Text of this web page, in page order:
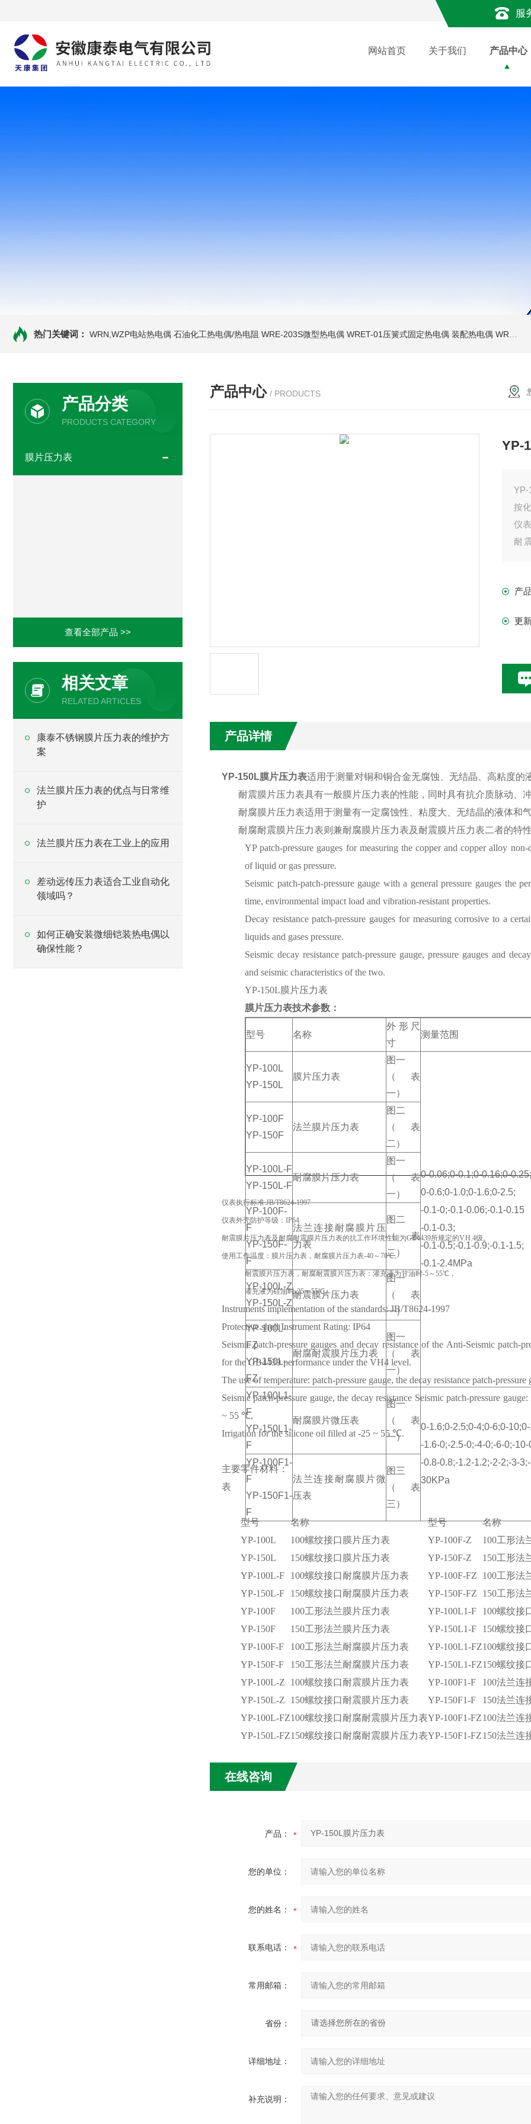
服
网站首页 关于我们 产品中心
热门关键词： WRN,WZP电站热电偶 石油化工热电偶/热电阻 WRE-203S微型热电偶 WRET-01压簧式固定热电偶 装配热电偶 WRP高温贵金属铂铑热电偶
产品分类
PRODUCTS CATEGORY
膜片压力表
查看全部产品 >>
相关文章
RELATED ARTICLES
康泰不锈钢膜片压力表的维护方
案
法兰膜片压力表的优点与日常维
护
法兰膜片压力表在工业上的应用
差动远传压力表适合工业自动化
领域吗？
如何正确安装微细铠装热电偶以
确保性能？
产品中心 / PRODUCTS
YP-
YP-
按
仪
耐
耐
产
更
产品详情
YP-150L膜片压力表适用于测量对铜和铜合金无腐蚀、无结晶、高粘度的
耐震膜片压力表具有一般膜片压力表的性能，同时具有抗介质脉动、
耐腐膜片压力表适用于测量有一定腐蚀性、粘度大、无结晶的液体和气
耐腐耐震膜片压力表则兼耐腐膜片压力表及耐震膜片压力表二者的特性
YP patch-pressure gauges for measuring the copper and copper alloy
of liquid or gas pressure.
Seismic patch-patch-pressure gauge with a general pressure gauges the
time, environmental impact load and vibration-resistant properties.
Decay resistance patch-pressure gauges for measuring corrosive to a
liquids and gases pressure.
Seismic decay resistance patch-pressure gauge, pressure gauges and
and seismic characteristics of the two.
YP-150L膜片压力表
膜片压力表技术参数 ：
型号 名称
外形尺
寸
测量范围
YP-100L
YP-150L
膜片压力表
图一
（表
一）
0-0.06;0-0.1;0-0.16;0-
0-0.6;0-1.0;0-1.6;0-2.5;
-0.1-0;-0.1-0.06;-0.1-0.15
-0.1-0.3;
-0.1-0.5;-0.1-0.9;-0.1-1.5;
-0.1-2.4MPa
YP-100F
YP-150F
法兰膜片压力表
图二
（表
二）
YP-100L-F
YP-150L-F
耐腐膜片压力表
图一
（表
一）
YP-100F-
F
YP-150F-
F
法兰连接耐腐膜片压
力表
图二
（表
二）
YP-100L-Z
YP-150L-Z
耐震膜片压力表
图一
（表
一）
YP-100L-
FZ
YP-150L-
FZ
耐腐耐震膜片压力表
图一
（表
一）
YP-100L1-
F
YP-150L1-
F
耐腐膜片微压表
图一
（表
一）
0-1.6;0-2.5;0-4;0-6;0-
-1.6-0;-2.5-0;-4-0;-6-0;-
-0.8-0.8;-1.2-1.2;-2-2;-3-
30KPa
YP-100F1-
F
YP-150F1-
F
法兰连接耐腐膜片微
压表
图三
（表
三）
仪表执行标准:JB/T8624-1997
仪表外壳防护等级：IP64
耐震膜片压力表及耐腐耐震膜片压力表的抗工作环境性能为GB4439所规定的V.H.4级。
使用工作温度：膜片压力表，耐腐膜片压力表-40～70℃。
耐震膜片压力表，耐腐耐震膜片压力表：灌充液为甘油时-5～55℃，
灌充液为硅油时-25～55℃。
Instruments implementation of the standards: JB/T8624-1997
Protective shell Instrument Rating: IP64
Seismic patch-pressure gauges and decay resistance of the Anti-Seismic patch-
for the GB4439 performance under the VH4 level.
The use of temperature: patch-pressure gauge, the decay resistance patch-
Seismic patch-pressure gauge, the decay resistance Seismic patch-pressure
~ 55 ℃,
Irrigation for the silicone oil filled at -25 ~ 55 ℃.
主要零件材料：
表
型号 名称 型号
名称
YP-100L
100螺纹接口膜片压力表 YP-100F-Z
100工形法
YP-150L
150螺纹接口膜片压力表 YP-150F-Z
150工形法
YP-100L-F
100螺纹接口耐腐膜片压力表 YP-100F-FZ
100工形法
YP-150L-F
150螺纹接口耐腐膜片压力表 YP-150F-FZ
150工形法
YP-100F
100工形法兰膜片压力表 YP-100L1-F
100螺纹接
YP-150F
150工形法兰膜片压力表 YP-150L1-F
150螺纹接
YP-100F-F
100工形法兰耐腐膜片压力表 YP-100L1-FZ100螺纹接
YP-150F-F
150工形法兰耐腐膜片压力表 YP-150L1-FZ150螺纹接
YP-100L-Z
100螺纹接口耐震膜片压力表 YP-100F1-F
100法兰连
YP-150L-Z
150螺纹接口耐震膜片压力表 YP-150F1-F
150法兰连
YP-100L-FZ100螺纹接口耐腐耐震膜片压力表YP-100F1-FZ100法兰连
YP-150L-FZ150螺纹接口耐腐耐震膜片压力表YP-150F1-FZ150法兰连
在线咨询
产品：
您的单位：
您的姓名：
联系电话：
常用邮箱：
省份：
详细地址：
补充说明：